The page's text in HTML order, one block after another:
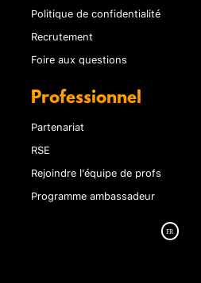
Politique de confidentialité
Recrutement
Foire aux questions
Professionnel
Partenariat
RSE
Rejoindre l'équipe de profs
Programme ambassadeur